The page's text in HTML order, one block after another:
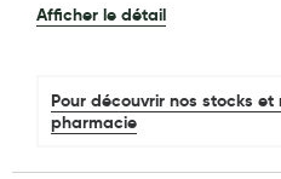
Huiles
Soins bébé
Afficher le détail
Pour découvrir nos stocks
pharmacie